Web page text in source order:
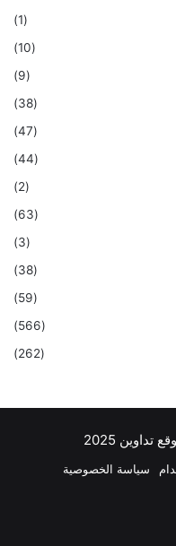
(1)
(10)
(9)
(38)
(47)
(44)
(2)
(63)
(3)
(38)
(59)
(566)
(262)
2025
سياسة الخصوصية